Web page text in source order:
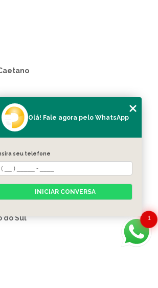
do Sul
1
Olá! Fale agora pelo WhatsApp
seu telefone
INICIAR CONVERSA